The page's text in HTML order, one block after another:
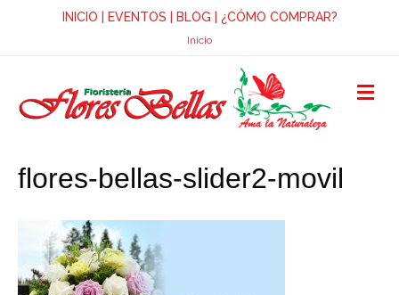
INICIO EVENTOS BLOG ¿CÓMO COMPRAR?
Inicio
M
E
flores-bellas-slider2-movil